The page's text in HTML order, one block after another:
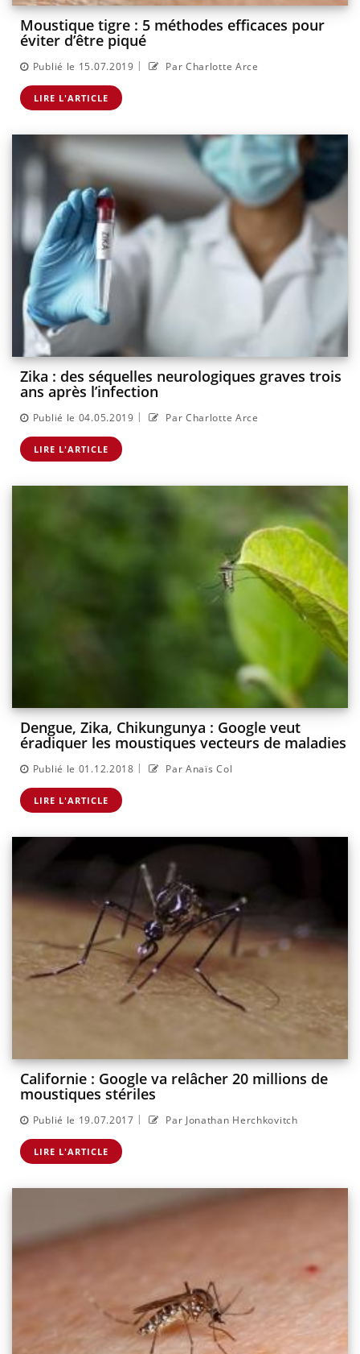
Moustique tigre : 5 méthodes efficaces pour
éviter d’être piqué
Publié le 15.07.2019 | Par Charlotte Arce
LIRE L'ARTICLE
Zika : des séquelles neurologiques graves trois
ans après l’infection
Publié le 04.05.2019 | Par Charlotte Arce
LIRE L'ARTICLE
Dengue, Zika, Chikungunya : Google veut
éradiquer les moustiques vecteurs de maladies
Publié le 01.12.2018 | Par Anaïs Col
LIRE L'ARTICLE
Californie : Google va relâcher 20 millions de
moustiques stériles
Publié le 19.07.2017 | Par Jonathan Herchkovitch
LIRE L'ARTICLE